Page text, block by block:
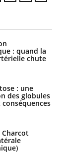
: quand la
chute
: une
des globules
conséquences